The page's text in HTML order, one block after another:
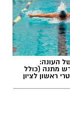
לא
העונה:
מתנה (כולל
ראשון לציון